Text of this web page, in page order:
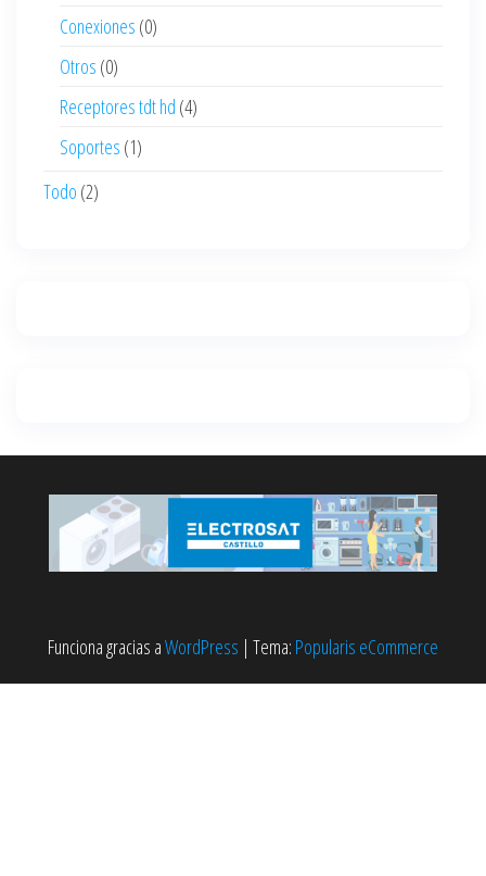
Conexiones (0)
Otros (0)
Receptores tdt hd (4)
Soportes (1)
Todo (2)
Funciona gracias aWordPress | Tema: Popularis eCommerce